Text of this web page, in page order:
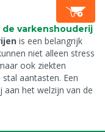
varkenshouderij
is een belangrijk
niet alleen stress
ook ziekten
aantasten. Een
aan het welzijn van de